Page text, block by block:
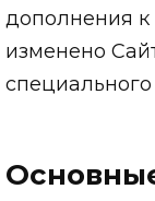
дополнения
изменено